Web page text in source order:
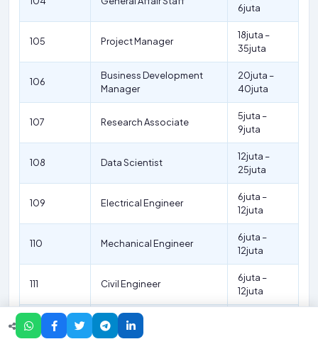
6juta
105 Project Manager
18juta –
35juta
106
Business Development
Manager
20juta –
40juta
107 Research Associate
5juta –
9juta
108 Data Scientist
12juta –
25juta
109 Electrical Engineer
6juta –
12juta
110 Mechanical Engineer
6juta –
12juta
111 Civil Engineer
6juta –
12juta
112 Chemical Engineer